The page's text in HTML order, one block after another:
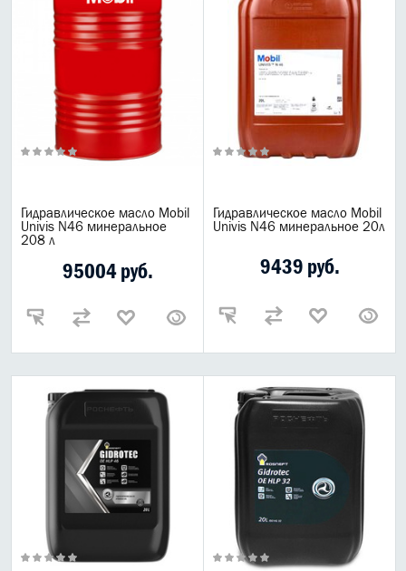
Гидравлическое масло Mobil
Univis N46 минеральное
208 л
95004 руб.
Гидравлическое масло Mobil
Univis N46 минеральное 20л
9439 руб.